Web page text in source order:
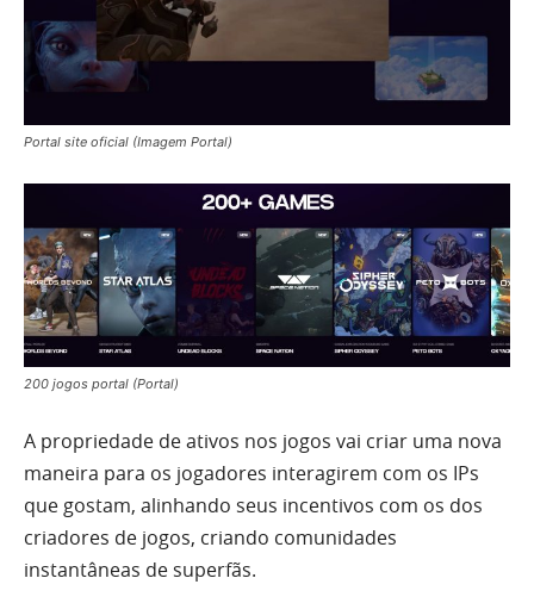
Portal site oficial (Imagem Portal)
200 jogos portal (Portal)
A propriedade de ativos nos jogos vai criar uma nova
maneira para os jogadores interagirem com os IPs
que gostam, alinhando seus incentivos com os dos
criadores de jogos, criando comunidades
instantâneas de superfãs.